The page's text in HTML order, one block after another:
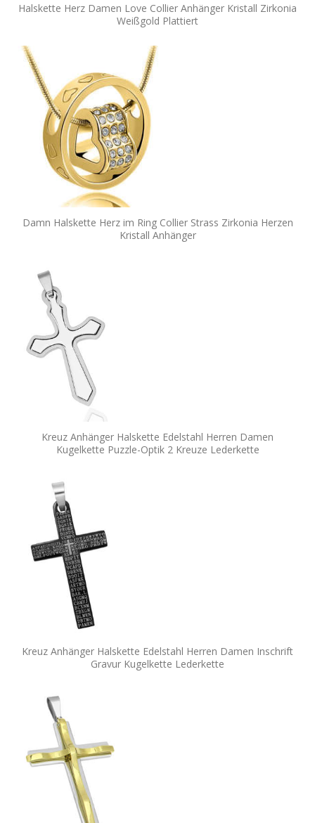
Halskette Herz Damen Love Collier Anhänger Kristall Zirkonia
Weißgold Plattiert
Damn Halskette Herz im Ring Collier Strass Zirkonia Herzen
Kristall Anhänger
Kreuz Anhänger Halskette Edelstahl Herren Damen
Kugelkette Puzzle-Optik 2 Kreuze Lederkette
Kreuz Anhänger Halskette Edelstahl Herren Damen Inschrift
Gravur Kugelkette Lederkette